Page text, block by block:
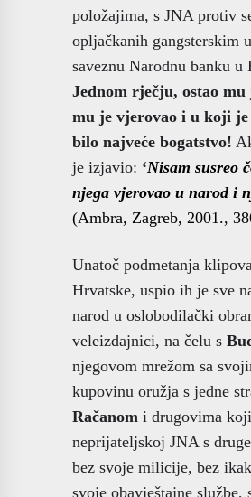
položajima, s JNA protiv
opljačkanih gangsterskim
saveznu Narodnu banku u
Jednom rječju, ostao
mu je vjerovao i u koji
bilo najveće bogatstvo!
je izjavio: ‘Nisam susreo
njega vjerovao u narod i
(Ambra, Zagreb, 2001.,
Unatoč podmetanja
Hrvatske, uspio ih je sve
narod u oslobodilački
veleizdajnici, na čelu s
njegovom mrežom sa
kupovinu oružja s jedne
Račanom i drugovima
neprijateljskoj JNA s
bez svoje milicije, bez
svoje obavještajne